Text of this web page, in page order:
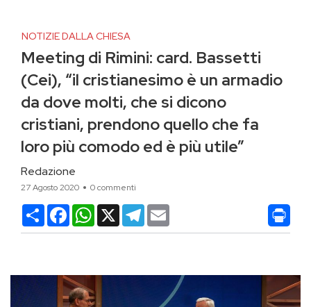
NOTIZIE DALLA CHIESA
Meeting di Rimini: card. Bassetti
(Cei), “il cristianesimo è un armadio
da dove molti, che si dicono
cristiani, prendono quello che fa
loro più comodo ed è più utile”
Redazione
27 Agosto 2020 0 commenti
CondividiFacebookWhatsApp
X Telegram